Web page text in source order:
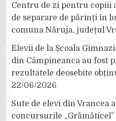
Centru de zi pentru copiii
de separare de părinți în
comuna Năruja, județul
Elevii de la Școala
din Câmpineanca au fost
rezultatele deosebite
22/06/2026
Sute de elevi din Vrancea
concursurile „Grămăticel”